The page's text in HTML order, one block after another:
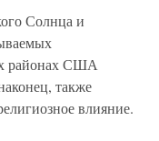
Солнца и
районах США
также
влияние.